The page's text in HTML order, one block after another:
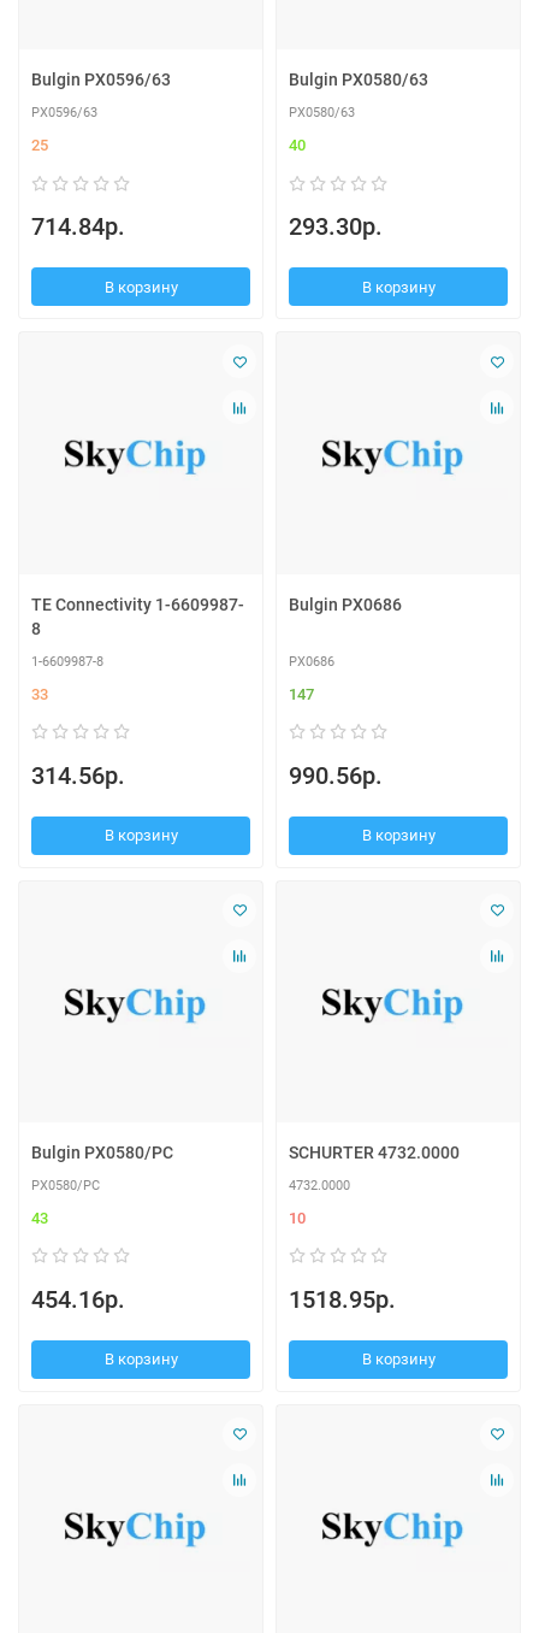
Bulgin PX0596/63
PX0596/63
25
714.84р.
В корзину
Bulgin PX0580/63
PX0580/63
40
293.30р.
В корзину
TE Connectivity 1-6609987-
8
1-6609987-8
33
314.56р.
В корзину
Bulgin PX0686
PX0686
147
990.56р.
В корзину
Bulgin PX0580/PC
PX0580/PC
43
454.16р.
В корзину
SCHURTER 4732.0000
4732.0000
10
1518.95р.
В корзину